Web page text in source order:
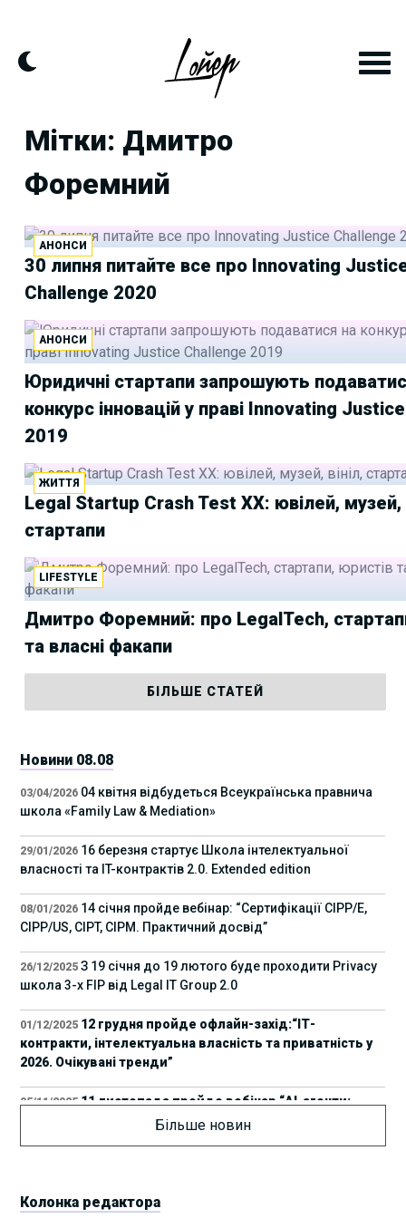
content
Мітки: Дмитро
Форемний
АНОНСИ
30 липня питайте все про Innovating
Challenge 2020
АНОНСИ
Юридичні стартапи запрошують
конкурс інновацій у праві Innovating
2019
ЖИТТЯ
Legal Startup Crash Test XX: ювілей, музей,
стартапи
LIFESTYLE
Дмитро Форемний: про LegalTech,
та власні факапи
БІЛЬШЕ СТАТЕЙ
Новини 08.08
03/04/2026 04 квітня відбудеться Всеукраїнська правнича
школа «Family Law & Mediation»
29/01/2026 16 березня стартує Школа інтелектуальної
власності та IT-контрактів 2.0. Extended edition
08/01/2026 14 січня пройде вебінар: “Сертифікації СІРР/Е,
CIPP/US, CIPT, CIPM. Практичний досвід”
26/12/2025 З 19 січня до 19 лютого буде проходити Privacy
школа 3-х FIP від Legal IT Group 2.0
01/12/2025 12 грудня пройде офлайн-захід:“ІТ-
контракти, інтелектуальна власність та приватність у
2026. Очікувані тренди”
05/11/2025 11 листопада пройде вебінар “AI-агенти:
прайвесі, IP та комплаєнс ризики”
Більше новин
Колонка редактора